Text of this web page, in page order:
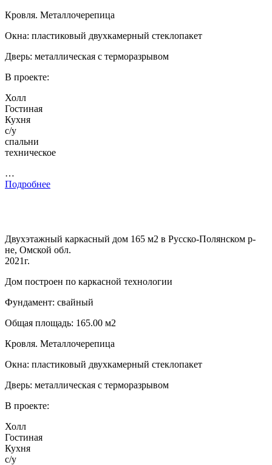
Кровля. Металлочерепица
Окна: пластиковый двухкамерный стеклопакет
Дверь: металлическая с терморазрывом
В проекте:
Холл
Гостиная
Кухня
с/у
спальни
техническое
…
Подробнее
Двухэтажный каркасный дом 165 м2 в Русско-Полянском р-
не, Омской обл.
2021г.
Дом построен по каркасной технологии
Фундамент: свайный
Общая площадь: 165.00 м2
Кровля. Металлочерепица
Окна: пластиковый двухкамерный стеклопакет
Дверь: металлическая с терморазрывом
В проекте:
Холл
Гостиная
Кухня
с/у